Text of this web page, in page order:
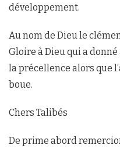
développement.
Au nom de Dieu le
Gloire à Dieu qui a
la précellence alors que
boue.
Chers Talibés
De prime abord